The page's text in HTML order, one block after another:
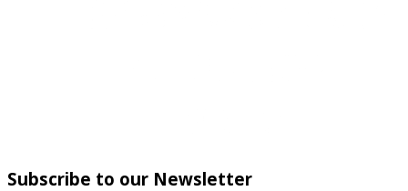
Subscribe to our Newsletter